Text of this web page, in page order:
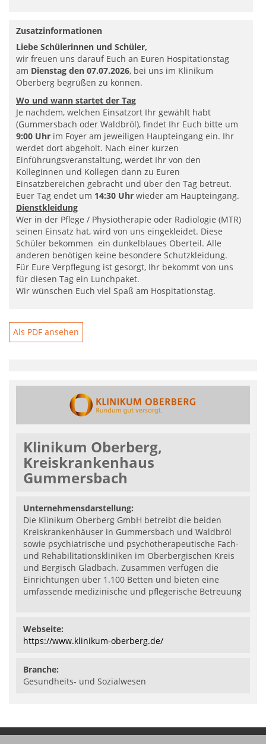
Zusatzinformationen
Liebe Schülerinnen und Schüler,
wir freuen uns darauf Euch an Euren Hospitationstag
am Dienstag den 07.07.2026, bei uns im Klinikum
Oberberg begrüßen zu können.
Wo und wann startet der Tag
Je nachdem, welchen Einsatzort Ihr gewählt habt
(Gummersbach oder Waldbröl), findet Ihr Euch bitte um
9:00 Uhr im Foyer am jeweiligen Haupteingang ein. Ihr
werdet dort abgeholt. Nach einer kurzen
Einführungsveranstaltung, werdet Ihr von den
Kolleginnen und Kollegen dann zu Euren
Einsatzbereichen gebracht und über den Tag betreut.
Euer Tag endet um 14:30 Uhr wieder am Haupteingang.
Dienstkleidung
Wer in der Pflege / Physiotherapie oder Radiologie (MTR)
seinen Einsatz hat, wird von uns eingekleidet. Diese
Schüler bekommen ein dunkelblaues Oberteil. Alle
anderen benötigen keine besondere Schutzkleidung.
Für Eure Verpflegung ist gesorgt, Ihr bekommt von uns
für diesen Tag ein Lunchpaket.
Wir wünschen Euch viel Spaß am Hospitationstag.
Als PDF ansehen
Klinikum Oberberg,
Kreiskrankenhaus
Gummersbach
Unternehmensdarstellung:
Die Klinikum Oberberg GmbH betreibt die beiden
Kreiskrankenhäuser in Gummersbach und Waldbröl
sowie psychiatrische und psychotherapeutische Fach-
und Rehabilitationskliniken im Oberbergischen Kreis
und Bergisch Gladbach. Zusammen verfügen die
Einrichtungen über 1.100 Betten und bieten eine
umfassende medizinische und pflegerische Betreuung
Webseite:
https://www.klinikum-oberberg.de/
Branche:
Gesundheits- und Sozialwesen